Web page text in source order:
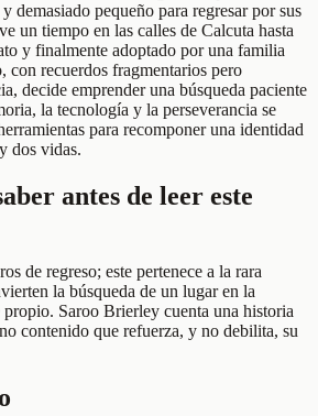
demasiado pequeño para regresar por sus
un tiempo en las calles de Calcuta hasta
y finalmente adoptado por una familia
con recuerdos fragmentarios pero
decide emprender una búsqueda paciente
la tecnología y la perseverancia se
para recomponer una identidad
dos vidas.
antes de leer este
de regreso; este pertenece a la rara
la búsqueda de un lugar en la
propio. Saroo Brierley cuenta una historia
contenido que refuerza, y no debilita, su